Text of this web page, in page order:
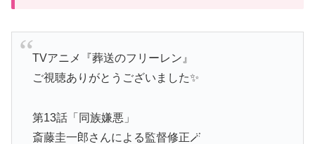
TVアニメ『葬送のフリーレン』
ご視聴ありがとうございました✨
第13話「同族嫌悪」
斎藤圭一郎さんによる監督修正🪄